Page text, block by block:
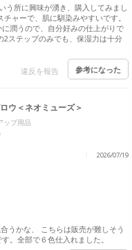
う所に興味が湧き、購入してみまし
ャーで、肌に馴染みやすいです。
潤うので、自分好みの仕上がりで
ステップのみでも、保湿力は十分
違反を報告 参考になった
ウ＜ネオミューズ＞
ップ用品
2026/07/19
うかな、 こちらは販売が難しそう
。全部で６色仕入れました。